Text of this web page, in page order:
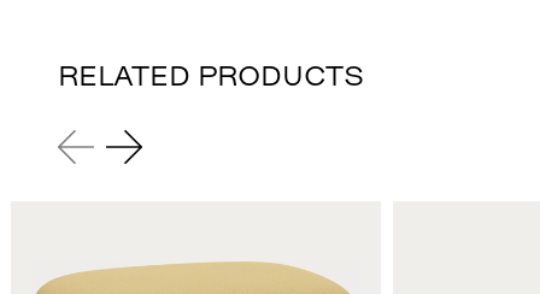
RELATED PRODUCTS